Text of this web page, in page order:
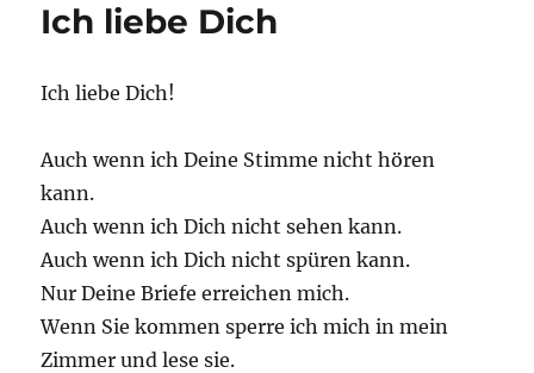
Ich liebe Dich
Ich liebe Dich!
Auch wenn ich Deine Stimme nicht hören
kann.
Auch wenn ich Dich nicht sehen kann.
Auch wenn ich Dich nicht spüren kann.
Nur Deine Briefe erreichen mich.
Wenn Sie kommen sperre ich mich in mein
Zimmer und lese sie.